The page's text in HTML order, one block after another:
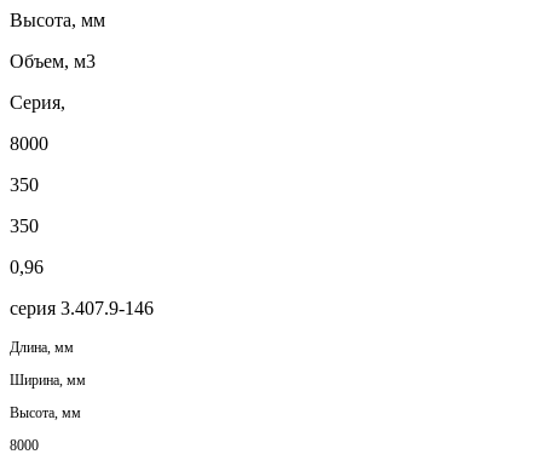
Высота, мм
Объем, м3
Серия,
8000
350
350
0,96
серия 3.407.9-146
Длина, мм
Ширина, мм
Высота, мм
8000